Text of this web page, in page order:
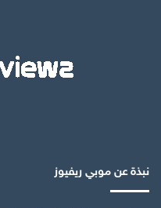
نبذة عن موبي ريفيوز